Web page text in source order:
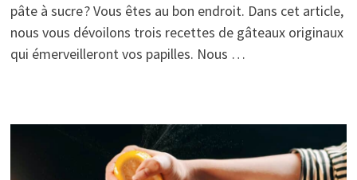
pâte à sucre ? Vous êtes au bon endroit. Dans cet article,
nous vous dévoilons trois recettes de gâteaux originaux
qui émerveilleront vos papilles. Nous …